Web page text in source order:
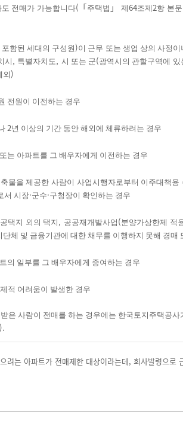
전매가 가능합니다( 「주택법 」제64조제2항 본문
함된 세대의 구성원)이 근무 또는 생업 상의 사정
시, 특별자치도, 시 또는 군(광역시의 관할구역에 있
외)
전원이 이전하는 경우
2년 이상의 기간 동안 해외에 체류하려는 경우
는 아파트를 그 배우자에게 이전하는 경우
물을 제공한 사람이 사업시행자로부터 이주대책용
서 시장·군수·구청장이 확인하는 경우
택지 외의 택지 , 공공재개발사업 (분양가상한제 적
단체 및 금융기관에 대한 채무를 이행하지 못해 경매
의 일부를 그 배우자에게 증여하는 경우
적 어려움이 발생한 경우
은 사람이 전매를 하는 경우에는 한국토지주택공
).
려는 아파트가 전매제한 대상이라는데, 회사발령으로